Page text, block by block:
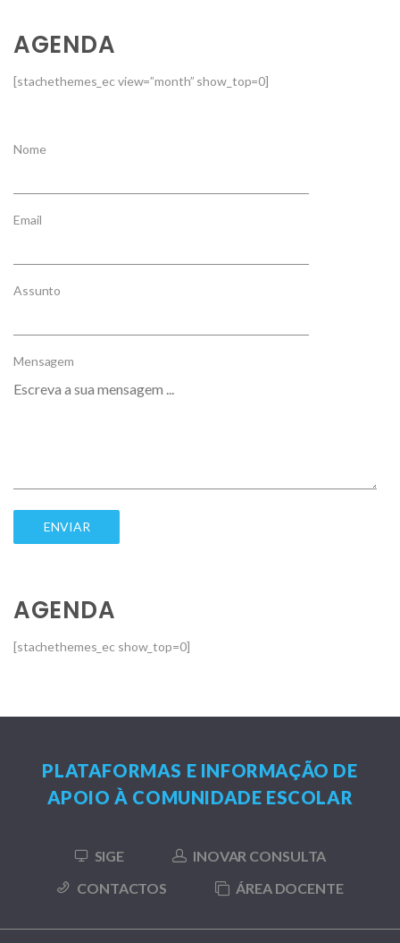
AGENDA
[stachethemes_ec view=”month” show_top=0]
Nome
Email
Assunto
Mensagem
AGENDA
[stachethemes_ec show_top=0]
PLATAFORMAS E INFORMAÇÃO DE
APOIO À COMUNIDADE ESCOLAR
SIGE
INOVAR CONSULTA
CONTACTOS
ÁREA DOCENTE